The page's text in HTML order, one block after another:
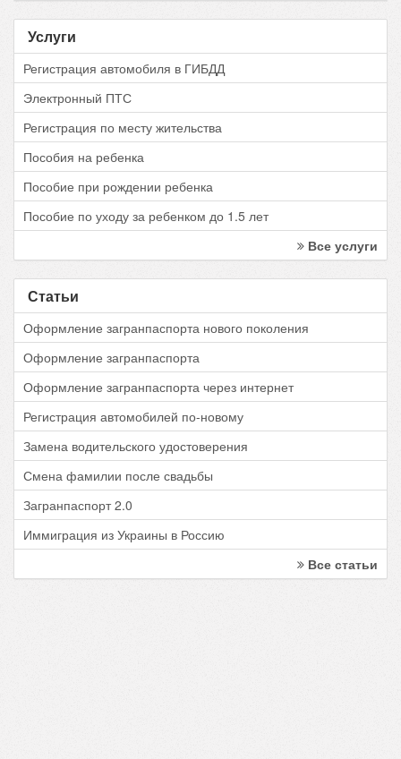
Услуги
Регистрация автомобиля в ГИБДД
Электронный ПТС
Регистрация по месту жительства
Пособия на ребенка
Пособие при рождении ребенка
Пособие по уходу за ребенком до 1.5 лет
Все услуги
Статьи
Оформление загранпаспорта нового поколения
Оформление загранпаспорта
Оформление загранпаспорта через интернет
Регистрация автомобилей по-новому
Замена водительского удостоверения
Смена фамилии после свадьбы
Загранпаспорт 2.0
Иммиграция из Украины в Россию
Все статьи